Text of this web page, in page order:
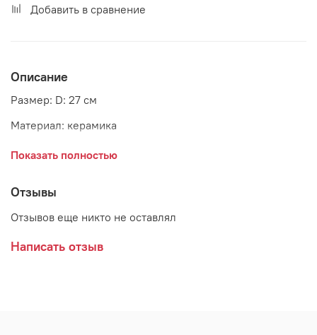
Добавить в сравнение
Описание
Размер: D: 27 см
Материал: керамика
Страна: Дания
Показать полностью
Отзывы
Отзывов еще никто не оставлял
Написать отзыв